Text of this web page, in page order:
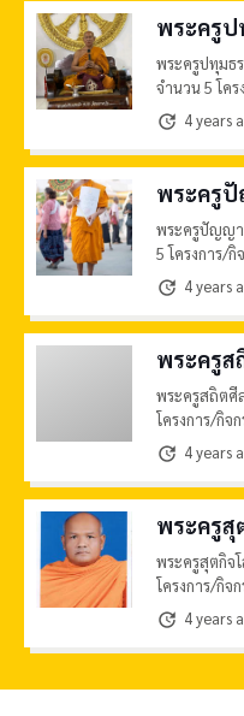
พระครู
พระครูปทุมธ
จำนวน 5 โคร
update 4 years
พระครู
พระครูปัญญา
5 โครงการ/กิ
update 4 years
พระครูส
พระครูสถิตศี
โครงการ/กิจก
update 4 years
พระครูสุ
พระครูสุตกิจ
โครงการ/กิจก
update 4 years